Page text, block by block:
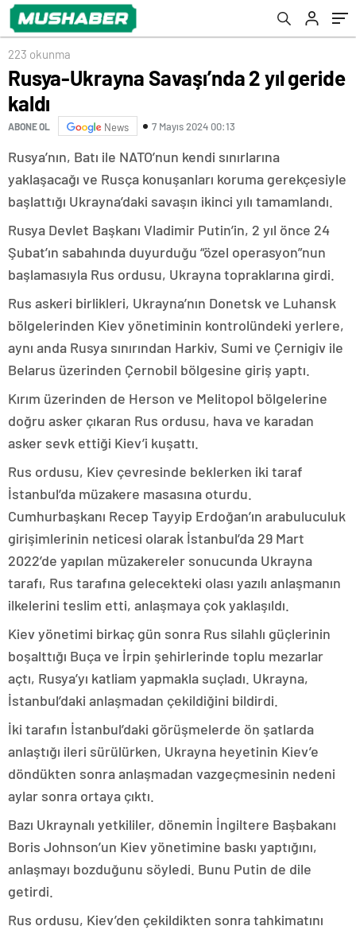
223 okunma
Rusya-Ukrayna Savaşı’nda 2 yıl geride
kaldı
ABONE OL News 7 Mayıs 2024 00:13
Rusya’nın, Batı ile NATO’nun kendi sınırlarına
yaklaşacağı ve Rusça konuşanları koruma gerekçesiyle
başlattığı Ukrayna’daki savaşın ikinci yılı tamamlandı.
Rusya Devlet Başkanı Vladimir Putin’in, 2 yıl önce 24
Şubat’ın sabahında duyurduğu “özel operasyon”nun
başlamasıyla Rus ordusu, Ukrayna topraklarına girdi.
Rus askeri birlikleri, Ukrayna’nın Donetsk ve Luhansk
bölgelerinden Kiev yönetiminin kontrolündeki yerlere,
aynı anda Rusya sınırından Harkiv, Sumi ve Çernigiv ile
Belarus üzerinden Çernobil bölgesine giriş yaptı.
Kırım üzerinden de Herson ve Melitopol bölgelerine
doğru asker çıkaran Rus ordusu, hava ve karadan
asker sevk ettiği Kiev’i kuşattı.
Rus ordusu, Kiev çevresinde beklerken iki taraf
İstanbul’da müzakere masasına oturdu.
Cumhurbaşkanı Recep Tayyip Erdoğan’ın arabuluculuk
girişimlerinin neticesi olarak İstanbul’da 29 Mart
2022’de yapılan müzakereler sonucunda Ukrayna
tarafı, Rus tarafına gelecekteki olası yazılı anlaşmanın
ilkelerini teslim etti, anlaşmaya çok yaklaşıldı.
Kiev yönetimi birkaç gün sonra Rus silahlı güçlerinin
boşalttığı Buça ve İrpin şehirlerinde toplu mezarlar
açtı, Rusya’yı katliam yapmakla suçladı. Ukrayna,
İstanbul’daki anlaşmadan çekildiğini bildirdi.
İki tarafın İstanbul’daki görüşmelerde ön şatlarda
anlaştığı ileri sürülürken, Ukrayna heyetinin Kiev’e
döndükten sonra anlaşmadan vazgeçmesinin nedeni
aylar sonra ortaya çıktı.
Bazı Ukraynalı yetkililer, dönemin İngiltere Başbakanı
Boris Johnson’un Kiev yönetimine baskı yaptığını,
anlaşmayı bozduğunu söyledi. Bunu Putin de dile
getirdi.
Rus ordusu, Kiev’den çekildikten sonra tahkimatını